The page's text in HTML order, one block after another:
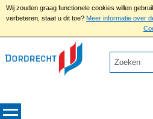
Wij zouden graag functionele cookies willen
verbeteren, staat u dit toe? Meer informatie over